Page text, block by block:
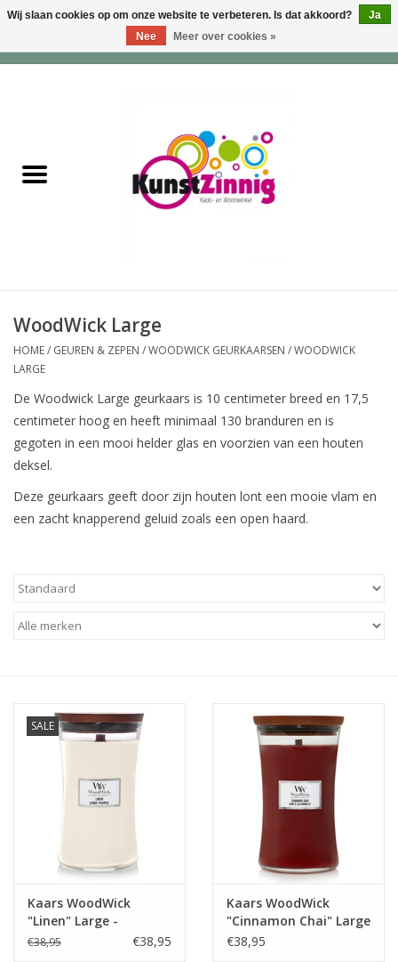
Wonen & Lifestyle
Tassen & Portemonnees
Baby & Kids
Kinderen
Cadeauboeken
Wenskaarten
Juf & Meester Cadeaus
Brievenbus Kadootjes
Kadobonnen
WoodWick Large
HOME/ GEUREN & ZEPEN /WOODWICK GEURKAARSEN /WOODWICK
LARGE
De Woodwick Large geurkaars is 10 centimeter breed en 17,5
centimeter hoog en heeft minimaal 130 branduren en is
gegoten in een mooi helder glas en voorzien van een houten
deksel.
Deze geurkaars geeft door zijn houten lont een mooie vlam en
een zacht knapperend geluid zoals een open haard.
SALE
Kaars WoodWick
"Linen" Large -
WoodWick
€38,95 €38,95
Kaars WoodWick
"Cinnamon Chai" Large
- WoodWick
€38,95
Wij slaan cookies op om onze website te verbeteren. Is dat akkoord?
Ja
Nee
Meer over cookies »